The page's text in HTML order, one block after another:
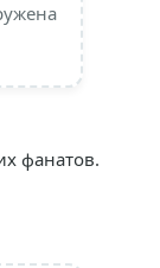
фанатов.